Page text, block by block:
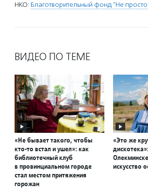
НКО: Благотворительный фонд "Не
ВИДЕО ПО ТЕМЕ
«Не бывает такого, чтобы
кто-то встал и ушел»: как
библиотечный клуб
в провинциальном городе
стал местом притяжения
горожан
«Это же
искусство